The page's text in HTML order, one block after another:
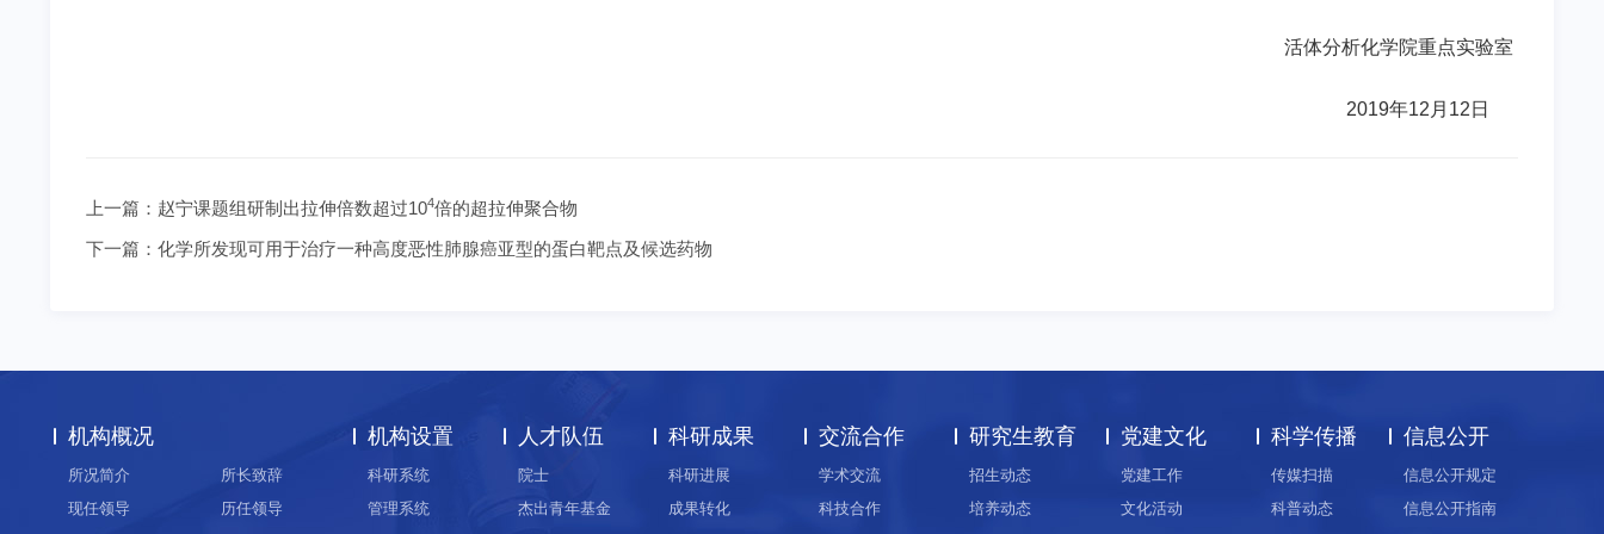
活体分析化学院重点实验室
2019年12 月 12 日
上一篇： 赵宁课题组研制出拉伸倍数超过104倍的超拉伸聚合物
下一篇： 化学所发现可用于治疗一种高度恶性肺腺癌亚型的蛋白靶点及候选药物
机构概况
所况简介
所长致辞
现任领导
历任领导
机构设置
科研系统
管理系统
人才队伍
院士
杰出青年基金
科研成果
科研进展
成果转化
交流合作
学术交流
科技合作
研究生教育
招生动态
培养动态
党建文化
党建工作
文化活动
科学传播
传媒扫描
科普动态
信息公开
信息公开规定
信息公开指南